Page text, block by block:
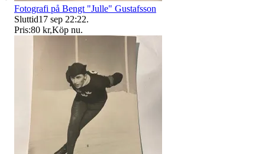
Fotografi på Bengt "Julle" Gustafsson
Sluttid17 sep 22:22.
Pris:80 kr,Köp nu.